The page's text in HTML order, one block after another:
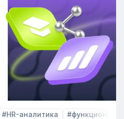
меняет подходы к
к HR и L&D, а
LMS.
почему это происходит и
на корпоративное
Материал подготовлен
директора
для подкаста HR4People.
#HR-аналитика #функционал